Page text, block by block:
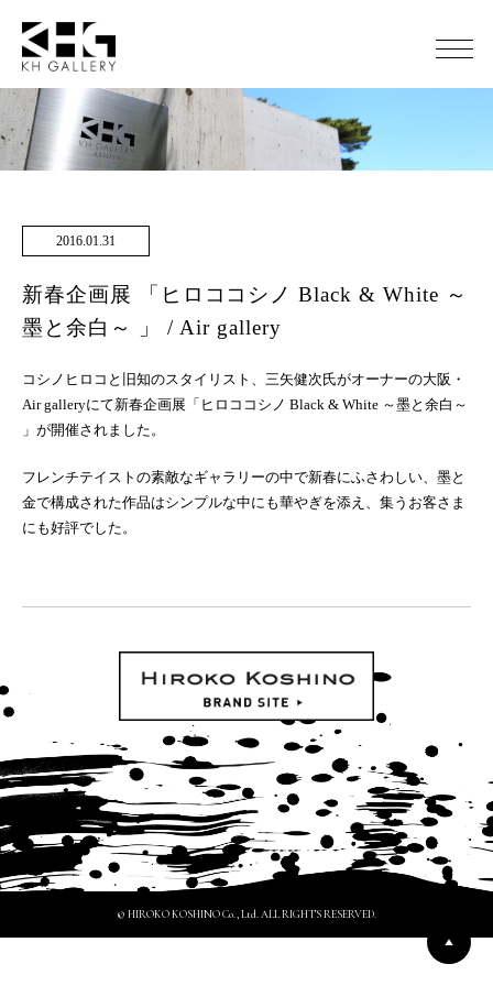
2016.01.31
新春企画展 「ヒロココシノ Black & White ～
墨と余白～ 」 / Air gallery
コシノヒロコと旧知のスタイリスト、三矢健次氏がオーナーの大阪・
Air galleryにて新春企画展「ヒロココシノ Black & White ～墨と余白～
」が開催されました。
フレンチテイストの素敵なギャラリーの中で新春にふさわしい、墨と
金で構成された作品はシンプルな中にも華やぎを添え、集うお客さま
にも好評でした。
© HIROKO KOSHINO Co., Ltd. ALL RIGHTS RESERVED.